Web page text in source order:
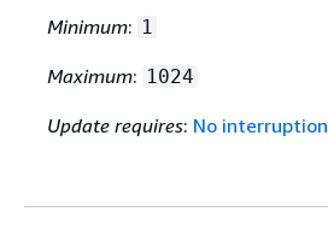
Minimum: 1
Maximum: 1024
Update requires: No interruption